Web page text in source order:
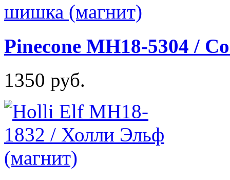
Pinecone MH18-5304 /
1350 руб.